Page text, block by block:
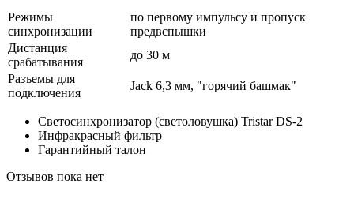
Режимы
синхронизации
по первому импульсу и пропуск
предвспышки
Дистанция
срабатывания
до 30 м
Разъемы для
подключения
Jack 6,3 мм, "горячий башмак"
Светосинхронизатор (светоловушка) Tristar DS-2
Инфракрасный фильтр
Гарантийный талон
Отзывов пока нет